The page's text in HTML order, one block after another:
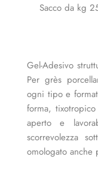
Sacco da kg
Gel-Adesivo
Per grès
ogni tipo e
forma,
aperto e
scorrevolezza
omologato anche